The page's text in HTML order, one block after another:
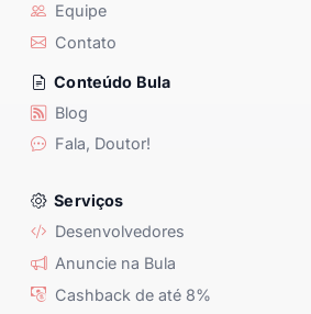
Equipe
Contato
Conteúdo Bula
Blog
Fala, Doutor!
Serviços
Desenvolvedores
Anuncie na Bula
Cashback de até 8%